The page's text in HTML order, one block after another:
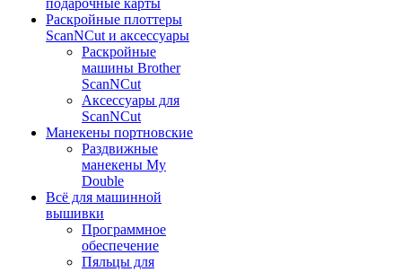
подарочные карты
Раскройные плоттеры
ScanNCut и аксессуары
Раскройные
машины Brother
ScanNCut
Аксессуары для
ScanNCut
Манекены портновские
Раздвижные
манекены My
Double
Всё для машинной
вышивки
Программное
обеспечение
Пяльцы для